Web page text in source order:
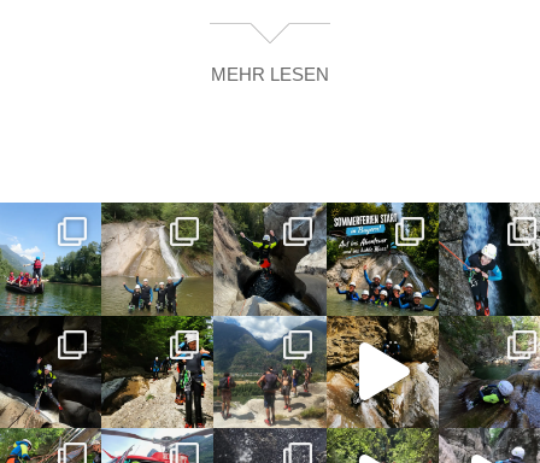
MEHR LESEN
frequentierten Wanderwegen folgst oder Dich an
Aktivitäten beteiligst, bei denen Du Dich „unters Volk
mischst“, beispielsweise beim Seen-Lauf, während
einer 24-Stunden-Wanderung, beim Herz-Jesu-Feuer
oder einem Rad-Marathon.
Zum Schwimmen und Angeln bietet sich ein Ausflug
an den Haldensee mit seiner ausgezeichneten
Wasserqualität an. Mit ein wenig Glück kannst Du